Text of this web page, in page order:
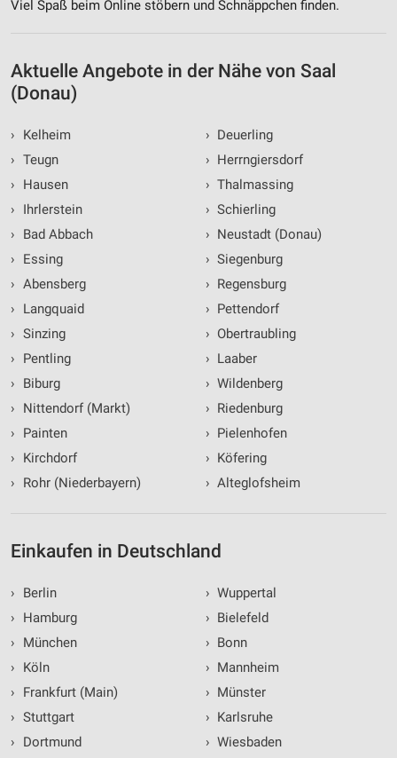
Viel Spaß beim Online stöbern und Schnäppchen finden.
Aktuelle Angebote in der Nähe von Saal
(Donau)
›
Kelheim
› Teugn
›
Hausen
›
Ihrlerstein
›
Bad Abbach
›
Essing
› Abensberg
›
Langquaid
› Sinzing
›
Pentling
›
Biburg
›
Nittendorf (Markt)
›
Painten
›
Kirchdorf
›
Rohr (Niederbayern)
› Deuerling
› Herrngiersdorf
› Thalmassing
› Schierling
› Neustadt (Donau)
› Siegenburg
› Regensburg
› Pettendorf
› Obertraubling
› Laaber
› Wildenberg
› Riedenburg
› Pielenhofen
› Köfering
› Alteglofsheim
Einkaufen in Deutschland
›
Berlin
›
Hamburg
›
München
›
Köln
›
Frankfurt (Main)
› Stuttgart
›
Dortmund
› Wuppertal
› Bielefeld
› Bonn
› Mannheim
› Münster
› Karlsruhe
› Wiesbaden